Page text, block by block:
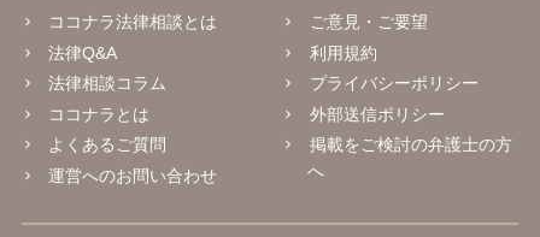
ココナラ法律相談とは
法律Q&A
法律相談コラム
ココナラとは
よくあるご質問
運営へのお問い合わせ
ご意見・ご要望
利用規約
プライバシーポリシー
外部送信ポリシー
掲載をご検討の弁護士の方
へ